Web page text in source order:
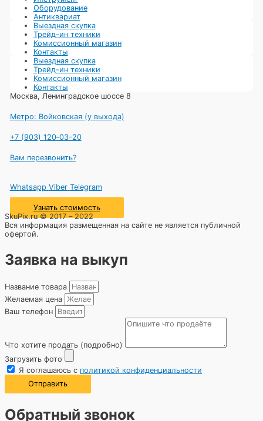
Оборудование
Антиквариат
Выездная скупка
Трейд-ин техники
Комиссионный магазин
Контакты
Выездная скупка
Трейд-ин техники
Комиссионный магазин
Контакты
Москва, Ленинградское шоссе 8
Метро: Войковская (у выхода)
+7 (903) 120‑03-20
Вам перезвонить?
Whatsapp Viber Telegram
Узнать стоимость
SkuPix.ru © 2017 – 2022
Вся информация размещенная на сайте не является публичной
офертой.
Заявка на выкуп
Название товара
Желаемая цена
Ваш телефон
Что хотите продать (подробно)
Загрузить фото
Я соглашаюсь с политикой конфиденциальности
Отправить
Обратный звонок